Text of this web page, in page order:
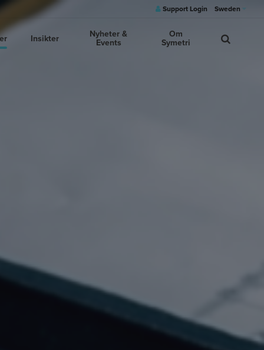
Support Login Sweden
Insikter
Nyheter &
Events
Om
Symetri